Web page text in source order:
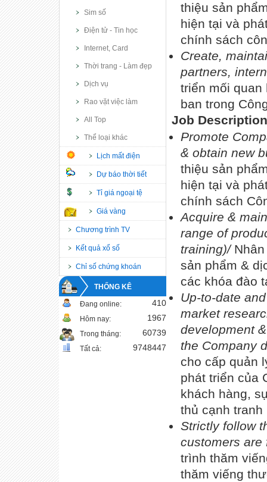
Sim số
Điện tử - Tin học
Internet, Card
Thời trang - Làm đẹp
Dịch vụ
Rao vặt việc làm
All Top
Thể loại khác
Lịch mất điện
Dự báo thời tiết
Tỉ giá ngoại tệ
Giá vàng
Chương trình TV
Kết quả xổ số
Chỉ số chứng khoán
THỐNG KÊ
Đang online: 410
Hôm nay: 1967
Trong tháng: 60739
Tất cả: 9748447
thiệu sản
hiện tại và
chính sách
Create,
partners,
triển mối
ban trong
Job
Promote
& obtain new
thiệu sản
hiện tại và
chính sách
Acquire &
range of
training)/
sản phẩm &
các khóa đào
Up-to-date
market
development
the Company
cho cấp quản
phát triển của
khách hàng,
thủ cạnh
Strictly follow
customers
trình thăm
thăm viếng